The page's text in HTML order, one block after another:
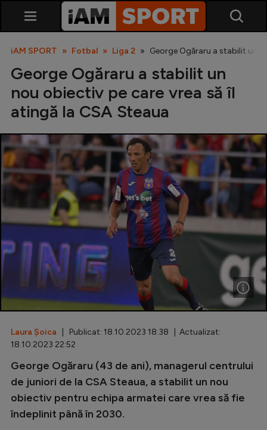
SuperLiga
Liga 2
Cupa României
Echipa Națională
U21
Fotbal feminin
Special
Diverse
Inedit
Champions League
iAM SPORT Fotbal Liga 2 George Ogăraru a stabilit un
George Ogăraru a stabilit un
nou obiectiv pe care vrea să îl
atingă la CSA Steaua
Laura Șoica | Publicat: 18.10.2023 18:38 | Actualizat:
18.10.2023 22:52
George Ogăraru (43 de ani), managerul centrului
de juniori de la CSA Steaua, a stabilit un nou
obiectiv pentru echipa armatei care vrea să fie
îndeplinit până în 2030.